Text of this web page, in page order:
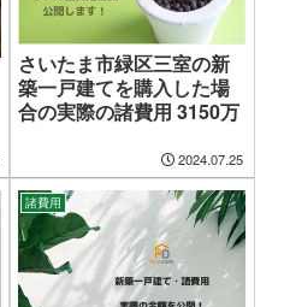
さいたま市緑区三室の新
築一戸建てを購入した場
合の実際の諸費用 3150万
2024.07.25
諸費用